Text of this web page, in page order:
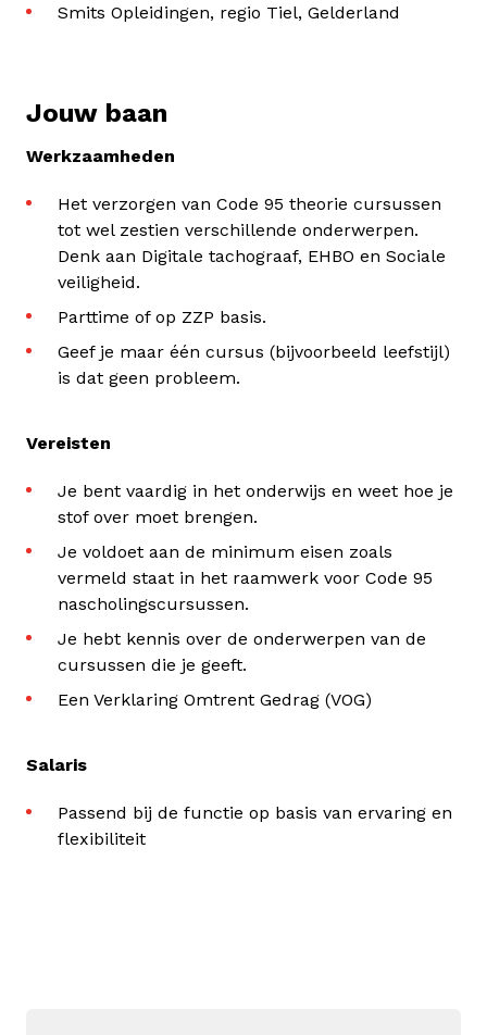
Smits Opleidingen, regio Tiel, Gelderland
Jouw baan
Werkzaamheden
Het verzorgen van Code 95 theorie cursussen
tot wel zestien verschillende onderwerpen.
Denk aan Digitale tachograaf, EHBO en Sociale
veiligheid.
Parttime of op ZZP basis.
Geef je maar één cursus (bijvoorbeeld leefstijl)
is dat geen probleem.
Vereisten
Je bent vaardig in het onderwijs en weet hoe je
stof over moet brengen.
Je voldoet aan de minimum eisen zoals
vermeld staat in het raamwerk voor Code 95
nascholingscursussen.
Je hebt kennis over de onderwerpen van de
cursussen die je geeft.
Een Verklaring Omtrent Gedrag (VOG)
Salaris
Passend bij de functie op basis van ervaring en
flexibiliteit